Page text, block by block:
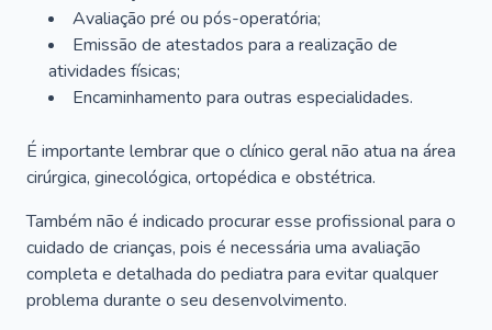
Avaliação pré ou pós-operatória;
Emissão de atestados para a realização de
atividades físicas;
Encaminhamento para outras especialidades.
É importante lembrar que o clínico geral não atua na área
cirúrgica, ginecológica, ortopédica e obstétrica.
Também não é indicado procurar esse profissional para o
cuidado de crianças, pois é necessária uma avaliação
completa e detalhada do pediatra para evitar qualquer
problema durante o seu desenvolvimento.